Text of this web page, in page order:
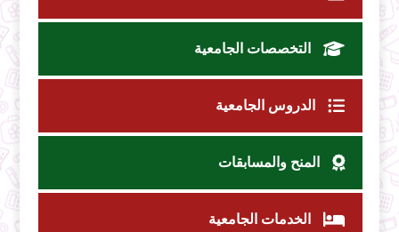
التخصصات الجامعية
الدروس الجامعية
المنح والمسابقات
الخدمات الجامعية